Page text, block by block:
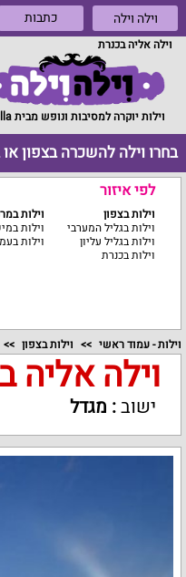
וילה וילה כתבות
וילה אליה בכנרת
וילות יוקרה למסיבות ונופש מבית VillaVilla
בחרו וילה להשכרה בצפון
לפי איזור
וילות בצפון
וילות בגליל המערבי
וילות בגליל עליון
וילות בכנרת
וילות
וילות
וילות
וילות - עמוד ראשי וילות בצפון
וילה אליה
ישוב: מגדל